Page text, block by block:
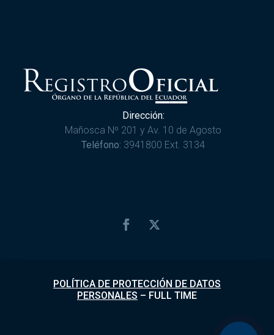
Dirección:
Mañosca Nº 201 y Av. 10 de Agosto
Teléfono: 3941800 Ext. 3134
POLÍTICA DE PROTECCIÓN DE DATOS
PERSONALES – FULL TIME